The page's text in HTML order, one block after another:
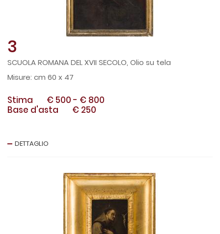
3
SCUOLA ROMANA DEL XVII SECOLO, Olio su tela
cm 60 x 47
Stima € 500 - € 800
Base d'asta
€ 250
DETTAGLIO